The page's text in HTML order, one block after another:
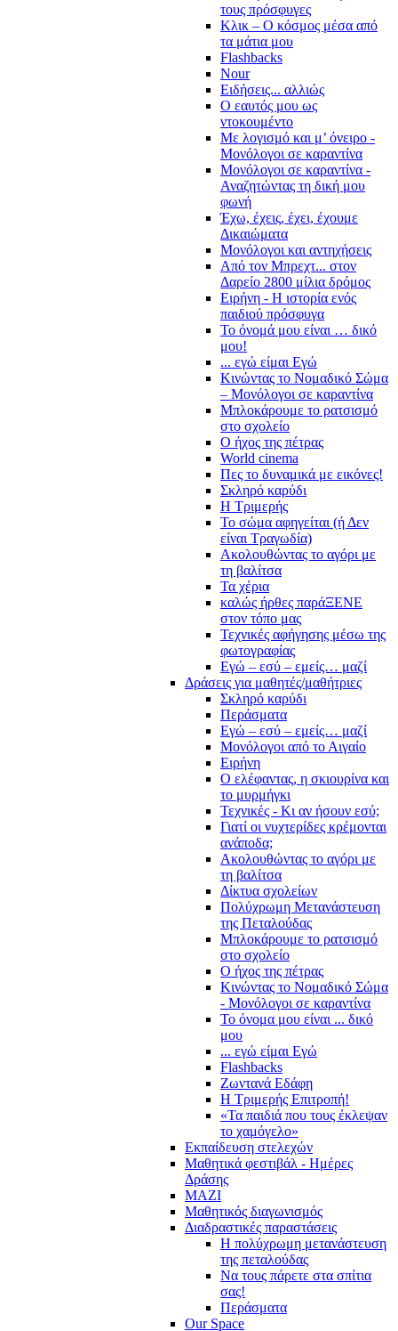
τους πρόσφυγες
Κλικ – Ο κόσμος μέσα από
τα μάτια μου
Flashbacks
Nour
Ειδήσεις... αλλιώς
Ο εαυτός μου ως
ντοκουμέντο
Με λογισμό και μ’ όνειρο -
Μονόλογοι σε καραντίνα
Μονόλογοι σε καραντίνα -
Αναζητώντας τη δική μου
φωνή
Έχω, έχεις, έχει, έχουμε
Δικαιώματα
Μονόλογοι και αντηχήσεις
Από τον Μπρεχτ... στον
Δαρείο 2800 μίλια δρόμος
Ειρήνη - Η ιστορία ενός
παιδιού πρόσφυγα
Το όνομά μου είναι … δικό
μου!
... εγώ είμαι Εγώ
Κινώντας το Νομαδικό Σώμα
– Μονόλογοι σε καραντίνα
Μπλοκάρουμε το ρατσισμό
στο σχολείο
Ο ήχος της πέτρας
World cinema
Πες το δυναμικά με εικόνες!
Σκληρό καρύδι
Η Τριμερής
Το σώμα αφηγείται (ή Δεν
είναι Τραγωδία)
Ακολουθώντας το αγόρι με
τη βαλίτσα
Τα χέρια
καλώς ήρθες παράΞΕΝΕ
στον τόπο μας
Τεχνικές αφήγησης μέσω της
φωτογραφίας
Εγώ – εσύ – εμείς… μαζί
Δράσεις για μαθητές/μαθήτριες
Σκληρό καρύδι
Περάσματα
Εγώ – εσύ – εμείς… μαζί
Μονόλογοι από το Αιγαίο
Ειρήνη
Ο ελέφαντας, η σκιουρίνα και
το μυρμήγκι
Τεχνικές - Κι αν ήσουν εσύ;
Γιατί οι νυχτερίδες κρέμονται
ανάποδα;
Ακολουθώντας το αγόρι με
τη βαλίτσα
Δίκτυα σχολείων
Πολύχρωμη Μετανάστευση
της Πεταλούδας
Μπλοκάρουμε το ρατσισμό
στο σχολείο
Ο ήχος της πέτρας
Κινώντας το Νομαδικό Σώμα
- Μονόλογοι σε καραντίνα
Το όνομα μου είναι ... δικό
μου
... εγώ είμαι Εγώ
Flashbacks
Ζωντανά Εδάφη
Η Τριμερής Επιτροπή!
«Τα παιδιά που τους έκλεψαν
το χαμόγελο»
Εκπαίδευση στελεχών
Μαθητικά φεστιβάλ - Ημέρες
Δράσης
ΜΑΖΙ
Μαθητικός διαγωνισμός
Διαδραστικές παραστάσεις
Η πολύχρωμη μετανάστευση
της πεταλούδας
Να τους πάρετε στα σπίτια
σας!
Περάσματα
Our Space